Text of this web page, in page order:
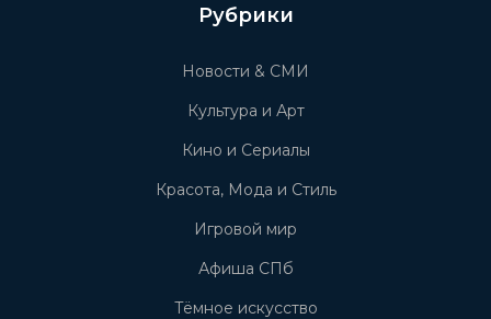
Рубрики
Новости & СМИ
Культура и Арт
Кино и Сериалы
Красота, Мода и Стиль
Игровой мир
Афиша СПб
Тёмное искусство